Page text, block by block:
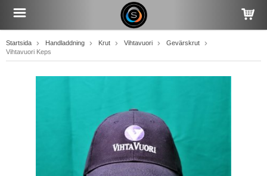
Startsida Handladdning Krut Vihtavuori
Gevärskrut
Vihtavuori Keps